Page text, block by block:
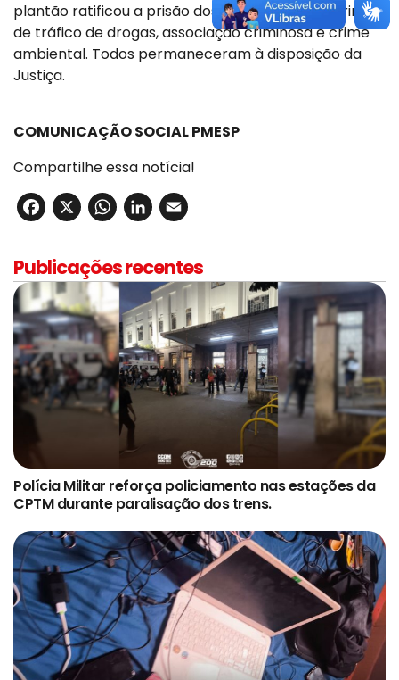
plantão ratificou a prisão dos suspeitos pelos crimes
de tráfico de drogas, associação criminosa e crime
ambiental. Todos permaneceram à disposição da
Justiça.
COMUNICAÇÃO SOCIAL PMESP
Compartilhe essa notícia!
Facebook
X WhatsApp
LinkedIn
Publicações recentes
Polícia Militar reforça policiamento nas estações da
CPTM durante paralisação dos trens.